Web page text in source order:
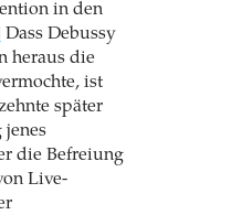
in den
Dass Debussy
heraus die
ist
später
jenes
die Befreiung
Live-